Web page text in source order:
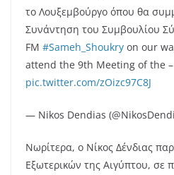
το Λουξεμβούργο όπου θα
Συνάντηση του Συμβουλίου
FM #Sameh_Shoukry on our
attend the 9th Meeting of the
pic.twitter.com/zOizc97C8J
— Nikos Dendias
Νωρίτερα, ο Νίκος Δένδιας
Εξωτερικών της Αιγύπτου, σε